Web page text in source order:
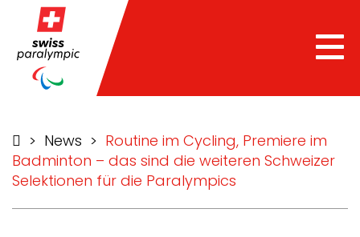
> News >
Routine im Cycling, Premiere im
Badminton – das sind die weiteren Schweizer
Selektionen für die Paralympics